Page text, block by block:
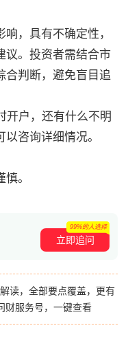
，具有不确定性，
议。投资者需结合市
合判断，避免盲目追
开户，还有什么不明
咨询详细情况。
。
立即追问
99%的人选择
读，全部要点覆盖，更有
财服务号，一键查看